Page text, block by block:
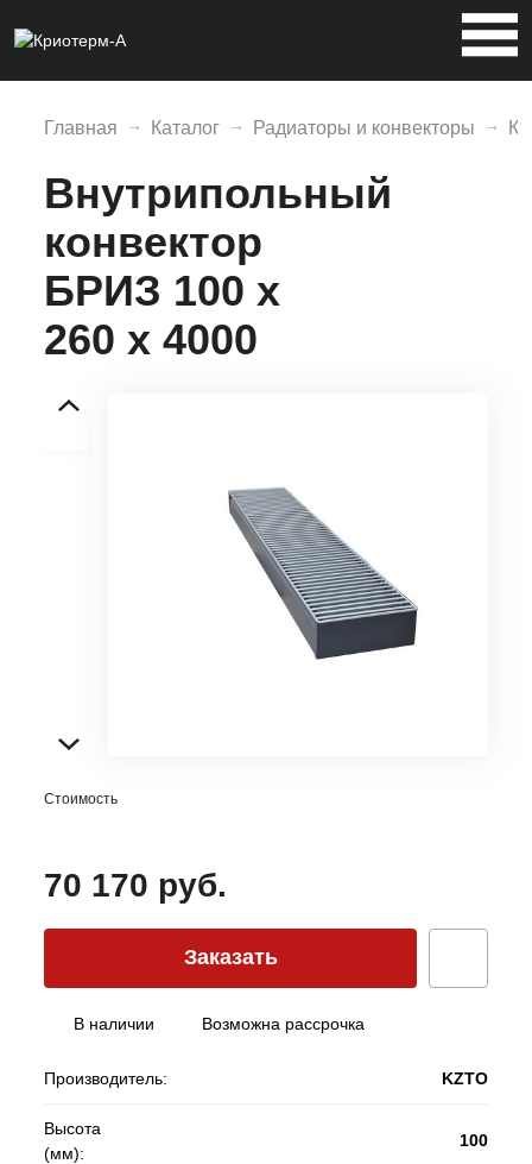
Главная Каталог Радиаторы и конвекторы
Внутрипольный
конвектор
БРИЗ 100 х
260 х 4000
Стоимость
70 170 руб.
Заказать
В наличии Возможна рассрочка
Производитель: KZTO
Высота
(мм):
100